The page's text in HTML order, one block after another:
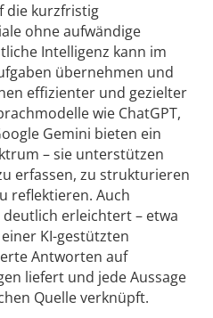
die kurzfristig
ohne aufwändige
Intelligenz kann im
übernehmen und
effizienter und gezielter
wie ChatGPT,
Gemini bieten ein
– sie unterstützen
erfassen, zu strukturieren
reflektieren. Auch
erleichtert – etwa
KI-gestützten
Antworten auf
liefert und jede Aussage
Quelle verknüpft.